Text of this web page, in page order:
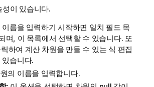
이 있습니다.
이름을 입력하기 시작하면 일치 필드 목
며, 이 목록에서 선택할 수 있습니다. 또
하여 계산 차원을 만들 수 있는 식 편집
있습니다.
의 이름을 입력합니다.